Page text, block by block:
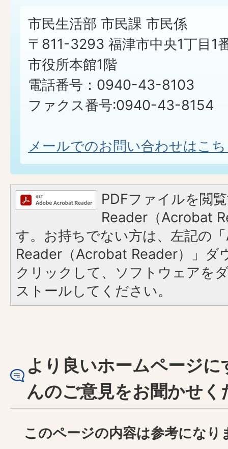
市民生活部 市民課 市民係
〒811-3293 福津市中央1丁目1
市役所本館1階
電話番号：0940-43-8103
ファクス番号:0940-43-8154
メールでのお問い合わせはこ
PDFファイルを閲
Reader（Acrobat
す。お持ちでない方は、左記の
Reader（Acrobat Reader）」ダ
クリックして、ソフトウェアを
ストールしてください。
より良いホームページ
んのご意見をお聞かせく
このページの内容は参考になり